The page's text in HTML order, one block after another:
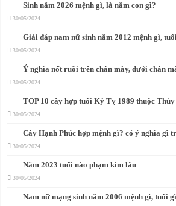
Sinh năm 2026 mệnh gì, là năm con gì?
30/05/2024
Giải đáp nam nữ sinh năm 2012 mệnh gì,
30/05/2024
Ý nghĩa nốt ruồi trên chân mày, dưới chân
30/05/2024
TOP 10 cây hợp tuổi Kỷ Tỵ 1989 thuộc
30/05/2024
Cây Hạnh Phúc hợp mệnh gì? có ý nghĩa gì
30/05/2024
Năm 2023 tuổi nào phạm kim lâu
30/05/2024
Nam nữ mạng sinh năm 2006 mệnh gì, tuổi